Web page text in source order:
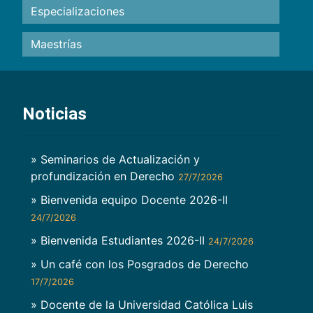
Especializaciones
Maestrías
Noticias
» Seminarios de Actualización y
profundización en Derecho 27/7/2026
» Bienvenida equipo Docente 2026-II
24/7/2026
» Bienvenida Estudiantes 2026-II 24/7/2026
» Un café con los Posgrados de Derecho
17/7/2026
» Docente de la Universidad Católica Luis